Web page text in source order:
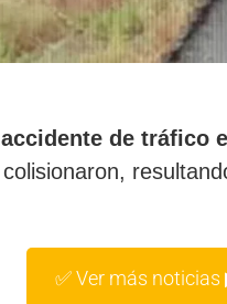
accidente de tráfico
✅ Ver más